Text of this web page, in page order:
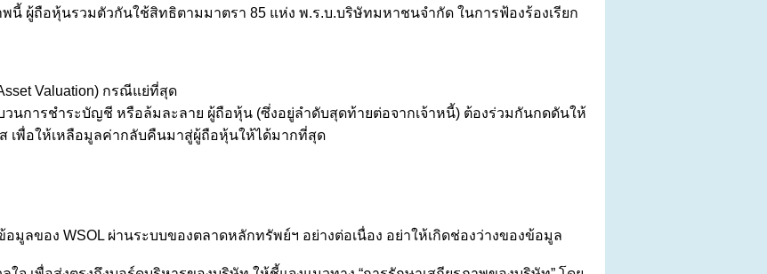
นี้ ผู้ถือหุ้นรวมตัวกันใช้สิทธิตามมาตรา 85 แห่ง พ.ร.บ.บริษัทมหาชนจำกัด ในการฟ้องร้องเรียก
Valuation) กรณีแย่ที่สุด
นการชำระบัญชี หรือล้มละลาย ผู้ถือหุ้น (ซึ่งอยู่ลำดับสุดท้ายต่อจากเจ้าหนี้) ต้องร่วมกันกดดันให้
เพื่อให้เหลือมูลค่ากลับคืนมาสู่ผู้ถือหุ้นให้ได้มากที่สุด
อมูลของ WSOL ผ่านระบบของตลาดหลักทรัพย์ฯ อย่างต่อเนื่อง อย่าให้เกิดช่องว่างของข้อมูล